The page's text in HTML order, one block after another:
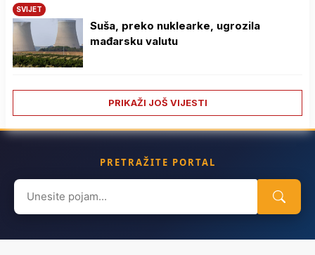
SVIJET
Suša, preko nuklearke, ugrozila
mađarsku valutu
PRIKAŽI JOŠ VIJESTI
PRETRAŽITE PORTAL
Search
for: